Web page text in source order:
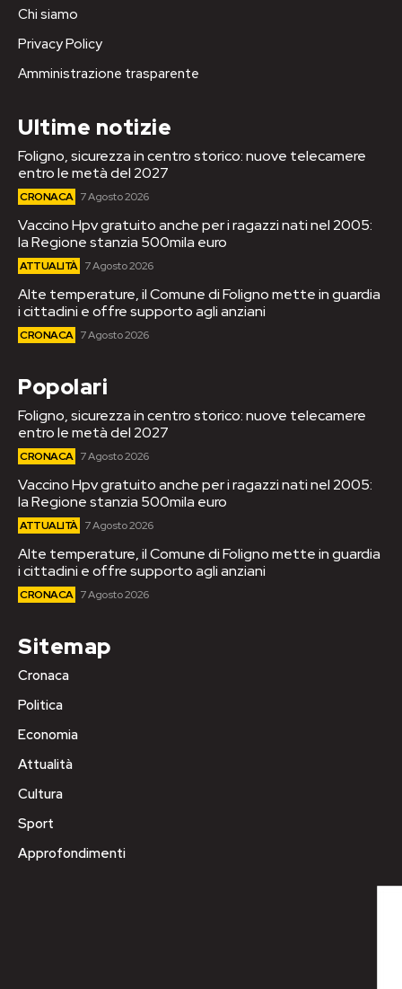
Chi siamo
Privacy Policy
Amministrazione trasparente
Ultime notizie
Foligno, sicurezza in centro storico: nuove telecamere
entro le metà del 2027
CRONACA 7 Agosto 2026
Vaccino Hpv gratuito anche per i ragazzi nati nel 2005:
la Regione stanzia 500mila euro
ATTUALITÀ 7 Agosto 2026
Alte temperature, il Comune di Foligno mette in guardia
i cittadini e offre supporto agli anziani
CRONACA 7 Agosto 2026
Popolari
Foligno, sicurezza in centro storico: nuove telecamere
entro le metà del 2027
CRONACA 7 Agosto 2026
Vaccino Hpv gratuito anche per i ragazzi nati nel 2005:
la Regione stanzia 500mila euro
ATTUALITÀ 7 Agosto 2026
Alte temperature, il Comune di Foligno mette in guardia
i cittadini e offre supporto agli anziani
CRONACA 7 Agosto 2026
Sitemap
Cronaca
Politica
Economia
Attualità
Cultura
Sport
Approfondimenti